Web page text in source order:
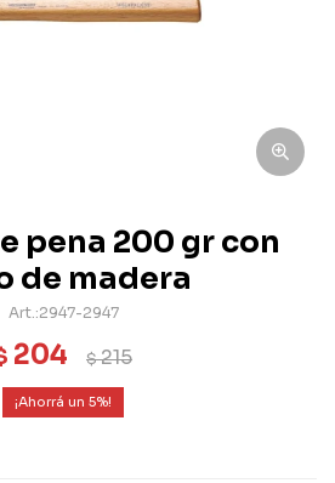
pena 200 gr con
de madera
2947-2947
204 $215
5